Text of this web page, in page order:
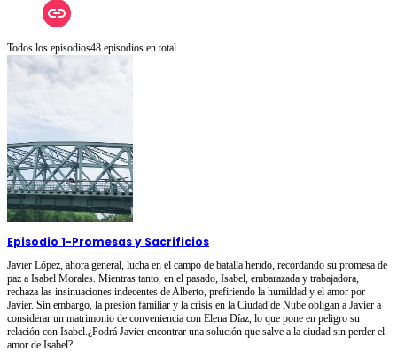
Todos los episodios48 episodios en total
Episodio 1-Promesas y Sacrificios
Javier López, ahora general, lucha en el campo de batalla herido, recordando su promesa de
paz a Isabel Morales. Mientras tanto, en el pasado, Isabel, embarazada y trabajadora,
rechaza las insinuaciones indecentes de Alberto, prefiriendo la humildad y el amor por
Javier. Sin embargo, la presión familiar y la crisis en la Ciudad de Nube obligan a Javier a
considerar un matrimonio de conveniencia con Elena Díaz, lo que pone en peligro su
relación con Isabel.¿Podrá Javier encontrar una solución que salve a la ciudad sin perder el
amor de Isabel?